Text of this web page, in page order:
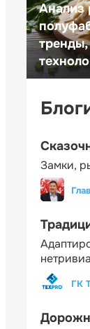
Анализ
тренды,
Замки,
ГК